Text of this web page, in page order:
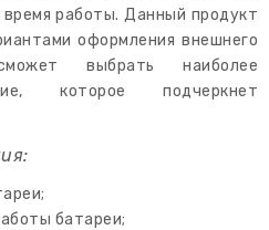
работы. Данный продукт
оформления внешнего
выбрать наиболее
которое подчеркнет
батареи;